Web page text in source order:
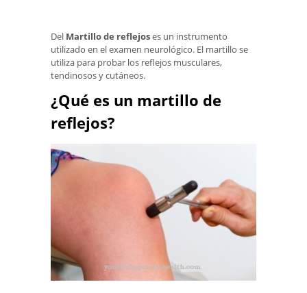
Del Martillo de reflejoses un instrumento
utilizado en el examen neurológico. El martillo se
utiliza para probar los reflejos musculares,
tendinosos y cutáneos.
¿Qué es un martillo de
reflejos?